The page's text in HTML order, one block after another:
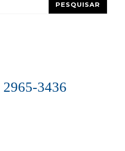
PESQUISAR
2965-3436